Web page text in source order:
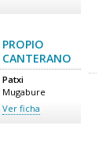
PROPIO
CANTERANO
Patxi
Mugabure
Ver ficha